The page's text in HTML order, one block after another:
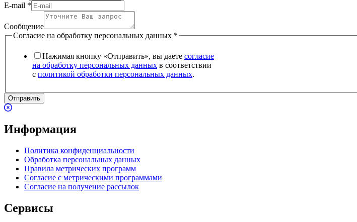
E-mail *
Сообщение
Согласие на обработку персональных данных *
Нажимая кнопку «Отправить», вы даете согласие
на обработку персональных данных в соответствии
с политикой обработки персональных данных.
Отправить
Информация
Политика конфиденциальности
Обработка персональных данных
Правила метрических программ
Согласие с метрическими программами
Согласие на получение рассылок
Сервисы